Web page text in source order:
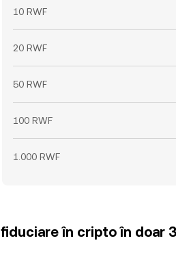
10 RWF
20 RWF
50 RWF
100 RWF
1.000 RWF
în cripto în doar